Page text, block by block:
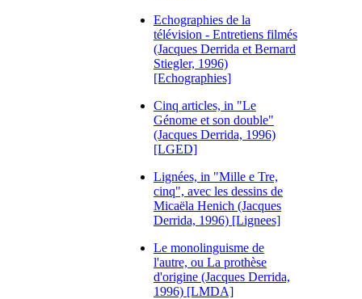
Echographies de la
télévision - Entretiens filmés
(Jacques Derrida et Bernard
Stiegler, 1996)
[Echographies]
Cinq articles, in "Le
Génome et son double"
(Jacques Derrida, 1996)
[LGED]
Lignées, in "Mille e Tre,
cinq", avec les dessins de
Micaëla Henich (Jacques
Derrida, 1996) [Lignees]
Le monolinguisme de
l'autre, ou La prothèse
d'origine (Jacques Derrida,
1996) [LMDA]